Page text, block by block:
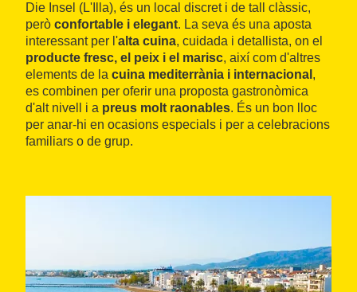
Die Insel (L'Illa), és un local discret i de tall clàssic,
però confortable i elegant. La seva és una aposta
interessant per l'alta cuina, cuidada i detallista, on el
producte fresc, el peix i el marisc, així com d'altres
elements de la cuina mediterrània i internacional ,
es combinen per oferir una proposta gastronòmica
d'alt nivell i a preus molt raonables. És un bon lloc
per anar-hi en ocasions especials i per a celebracions
familiars o de grup.